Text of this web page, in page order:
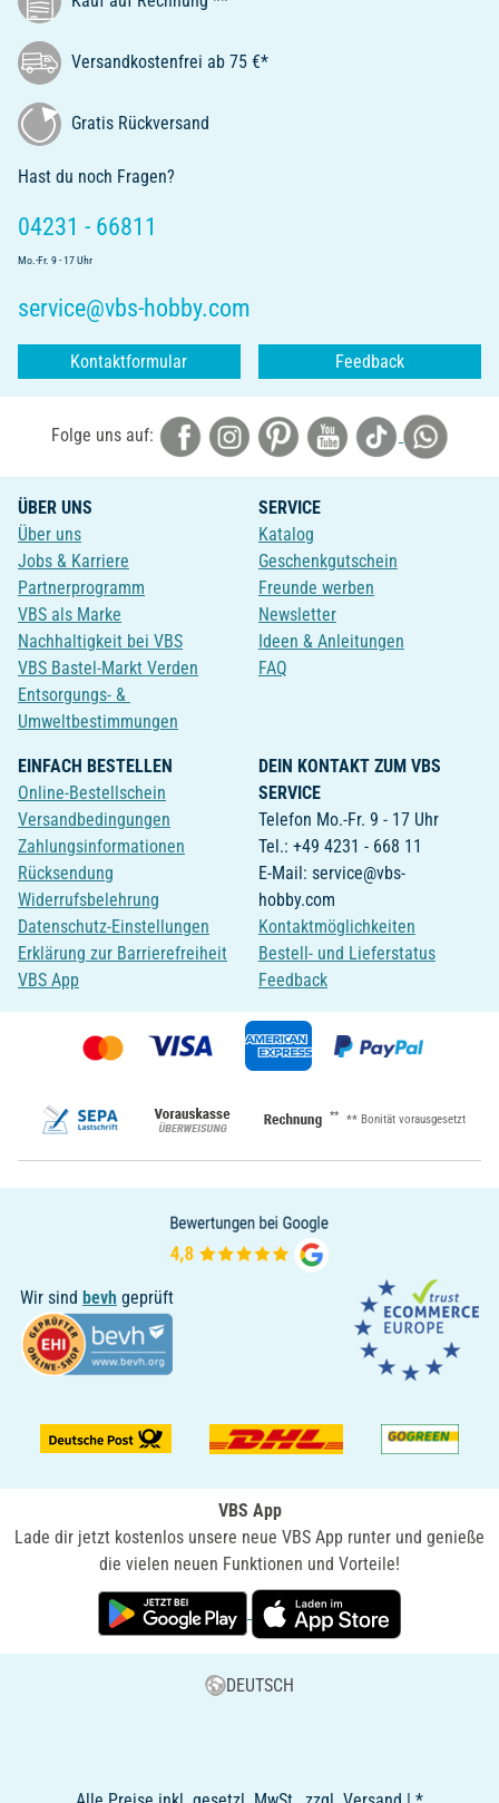
Versandkostenfrei ab 75 €*
Gratis Rückversand
Hast du noch Fragen?
04231 - 66811
Mo.-Fr. 9 - 17 Uhr
service@vbs-hobby.com
Kontaktformular Feedback
Folge uns auf:
ÜBER UNS
Über uns
Jobs & Karriere
Partnerprogramm
VBS als Marke
Nachhaltigkeit bei VBS
VBS Bastel-Markt Verden
Entsorgungs- &
Umweltbestimmungen
SERVICE
Katalog
Geschenkgutschein
Freunde werben
Newsletter
Ideen & Anleitungen
FAQ
EINFACH BESTELLEN
Online-Bestellschein
Versandbedingungen
Zahlungsinformationen
Rücksendung
Widerrufsbelehrung
Datenschutz-Einstellungen
Erklärung zur Barrierefreiheit
VBS App
DEIN KONTAKT ZUM VBS
SERVICE
Telefon Mo.-Fr. 9 - 17 Uhr
Tel.: +49 4231 - 668 11
E-Mail: service@vbs-
hobby.com
Kontaktmöglichkeiten
Bestell- und Lieferstatus
Feedback
** ** Bonität vorausgesetzt
Wir sind bevh geprüft
VBS App
Lade dir jetzt kostenlos unsere neue VBS App runter und genieße
die vielen neuen Funktionen und Vorteile!
DEUTSCH